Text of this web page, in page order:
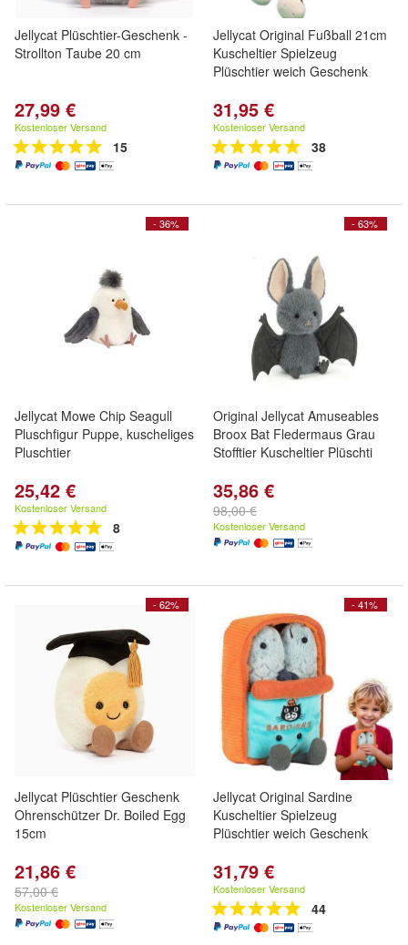
Jellycat Plüschtier-Geschenk -
Strollton Taube 20 cm
27,99 €
Kostenloser Versand
15
Jellycat Original Fußball 21cm
Kuscheltier Spielzeug
Plüschtier weich Geschenk
31,95 €
Kostenloser Versand
38
- 36%
Jellycat Mowe Chip Seagull
Pluschfigur Puppe, kuscheliges
Pluschtier
25,42 €
Kostenloser Versand
8
- 63%
Original Jellycat Amuseables
Broox Bat Fledermaus Grau
Stofftier Kuscheltier Plüschti
35,86 €
98,00 €
Kostenloser Versand
- 62%
Jellycat Plüschtier Geschenk
Ohrenschützer Dr. Boiled Egg
15cm
21,86 €
57,00 €
Kostenloser Versand
- 41%
Jellycat Original Sardine
Kuscheltier Spielzeug
Plüschtier weich Geschenk
31,79 €
Kostenloser Versand
44